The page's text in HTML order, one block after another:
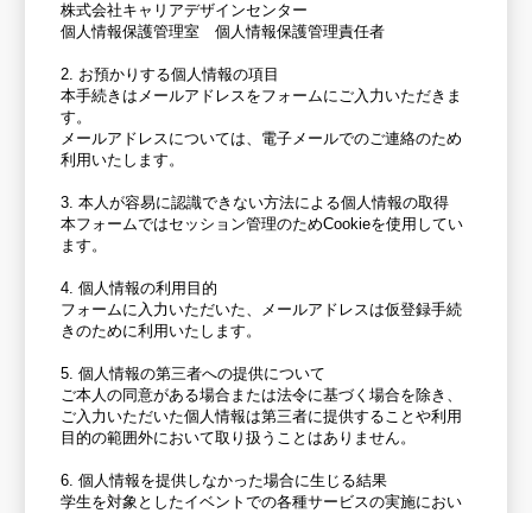
株式会社キャリアデザインセンター
個人情報保護管理室 個人情報保護管理責任者
2. お預かりする個人情報の項目
本手続きはメールアドレスをフォームにご入力いただきま
す。
メールアドレスについては、電子メールでのご連絡のため
利用いたします。
3. 本人が容易に認識できない方法による個人情報の取得
本フォームではセッション管理のためCookieを使用してい
ます。
4. 個人情報の利用目的
フォームに入力いただいた、メールアドレスは仮登録手続
きのために利用いたします。
5. 個人情報の第三者への提供について
ご本人の同意がある場合または法令に基づく場合を除き、
ご入力いただいた個人情報は第三者に提供することや利用
目的の範囲外において取り扱うことはありません。
6. 個人情報を提供しなかった場合に生じる結果
学生を対象としたイベントでの各種サービスの実施におい